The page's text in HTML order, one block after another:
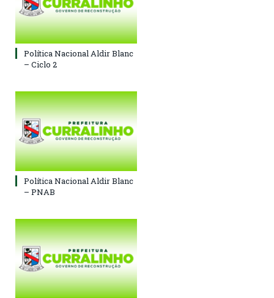
Política Nacional Aldir Blanc
– Ciclo 2
Política Nacional Aldir Blanc
– PNAB